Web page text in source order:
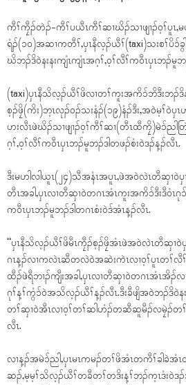
ကီၢ်ကၠီၣ်တဲၣ်-ကီၢ်ပယီၤကီၢ်ဆၢဃိၣ်သၢဖျၢၣ်ဝ့ၢ်ပူၤ,
ရံၣ်(၁၀)အဆၢကတီၢ်,ပှၤနီလ့ၣ်ယီၢ်(taxi)သးစၢ်ပိ
ဃိဘၣ်ဒိဝဲနးနးကျံၤကျံၤအဂ့ၢ်,ဝ့ၢ်လီၢ်ကဝီၤပှၤဘၣ်မူဘ
(taxi)ပှၤနီသိလ့ၣ်ယီၢ်ဖိလၢတၢ်ကူးအကိၥ်ဘိဒီးဘၣ်ဒိန
စ့ၣ်ဖၠိ(ကိး)ဘ့ၤလုၣ်ဝၣ်သးနံၣ်(၁၉)နံၣ်ဒီး,အဝဲမ့ၢ်ဝဲ
ဟးလီၤဖဲဃိၣ်သၢဖျၢၣ်ဝ့ၢ်ကီၢ်ဆၢ(တီၤထီကၠိ)မဲၥ်ညါ
ဂ့ၢ်,ဝ့ၢ်လီၢ်ကဝီၤပှၤဘၣ်မူဘၣ်ဒါတဖၣ်စံးဝဲဒၣ်န့ၣ်လီၤ.
ဒီးမဟါလါယူၤ(၂၄)သီအနံၤအပူၤ,ဖဲအဝဲလဲၤတီဆှၢဝဲ
တီၤအခါ,ပှၤလၢတီဆှၢဝဲတဂၤအံၤကူးအကိၥ်ဒီးဒီဝံ
ကဝီၤပှၤဘၣ်မူဘၣ်ဒါတဂၤစံးဝဲဒ်အံၤန့ၣ်လီၤ.
“ပှၤနီသိလ့ၣ်ယီၢ်ဖိမီၤကၠီၣ်စ့ၣ်ဖၠိအံၤဖဲအဝဲလဲၤတီဆှၢ
ဂၤန့ၣ်လၢကလဲၤဆီတလဲဝဲအဆဲးကဲၤလၢဝ့ၢ်ပူၤတၢ်
ထီၣ်ဖဲရီဘၢၣ်ကျီးအခါ,ပှၤလၢတီဆှၢဝဲတဂၤအံၤအိ
ဂုၢ်န့ၢ်ကွံၥ်ဝဲအသိလ့ၣ်ယီၢ်န့ၣ်လီၤ.ဒီးခီဖျိအဝဲဘၣ်ဒိဝဲန
တၢ်ဆှၢဝဲအီၤလၢဝ့ၢ်တၢ်ဆါဟံၣ်တဆီဆူမီၣ်လမၠဲၣ်တၢ်
လီၤ.
လၢန့ၣ်အမဲၥ်ညါ,ပှၤမၤကမၣ်တၢ်ဖိအံၤတကီၢ်ခါ
ဆၣ်,မ့မ့ၢ်သိလ့ၣ်ယီၢ်တခီတၢ်တဒိးန့ၢ်ဘၣ်က့ၤဒံးဝဲဒ